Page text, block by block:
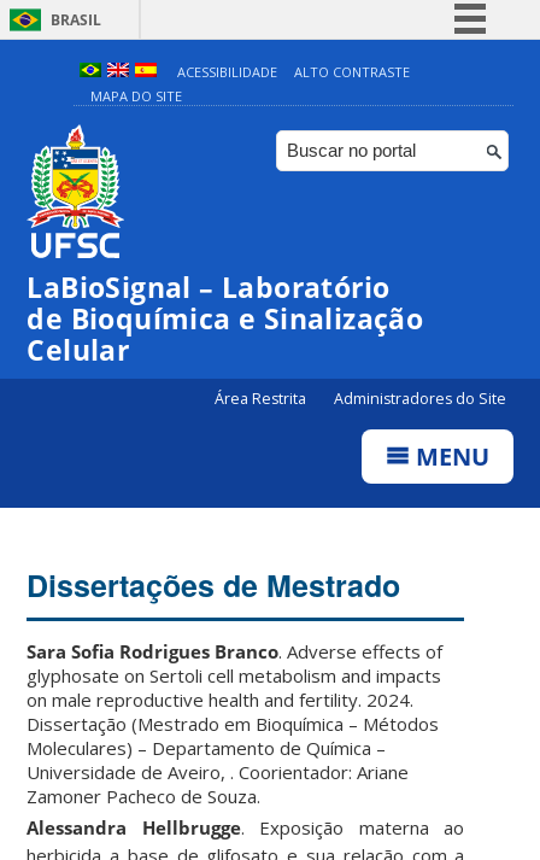
BRASIL
Simplifique!
Comunica BR
Participe
ACESSIBILIDADE
ALTO CONTRASTE
MAPA DO SITE
LaBioSignal – Laboratório
de Bioquímica e Sinalização
Celular
Área Restrita Administradores do Site
MENU
Dissertações de Mestrado
Sara Sofia Rodrigues Branco. Adverse effects of
glyphosate on Sertoli cell metabolism and impacts
on male reproductive health and fertility. 2024.
Dissertação (Mestrado em Bioquímica – Métodos
Moleculares) – Departamento de Química –
Universidade de Aveiro, . Coorientador: Ariane
Zamoner Pacheco de Souza.
Alessandra Hellbrugge. Exposição materna ao
herbicida a base de glifosato e sua relação com a